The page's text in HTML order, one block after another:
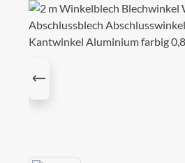
Bildergalerie überspringen